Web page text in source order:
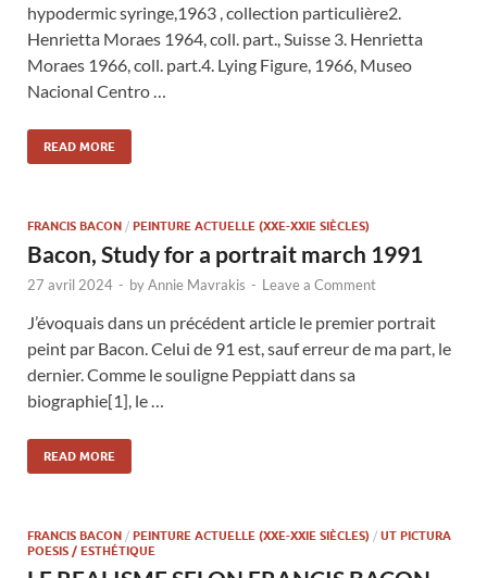
hypodermic syringe,1963 , collection particulière2.
Henrietta Moraes 1964, coll. part., Suisse 3. Henrietta
Moraes 1966, coll. part.4. Lying Figure, 1966, Museo
Nacional Centro …
READ MORE
FRANCIS BACON / PEINTURE ACTUELLE (XXE-XXIE SIÈCLES)
Bacon, Study for a portrait march 1991
27 avril 2024 - byAnnie Mavrakis - Leave a Comment
J’évoquais dans un précédent article le premier portrait
peint par Bacon. Celui de 91 est, sauf erreur de ma part, le
dernier. Comme le souligne Peppiatt dans sa
biographie[1], le …
READ MORE
FRANCIS BACON / PEINTURE ACTUELLE (XXE-XXIE SIÈCLES) / UT PICTURA
POESIS / ESTHÉTIQUE